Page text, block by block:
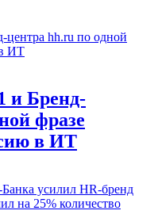
и Бренд-
фразе
в ИТ